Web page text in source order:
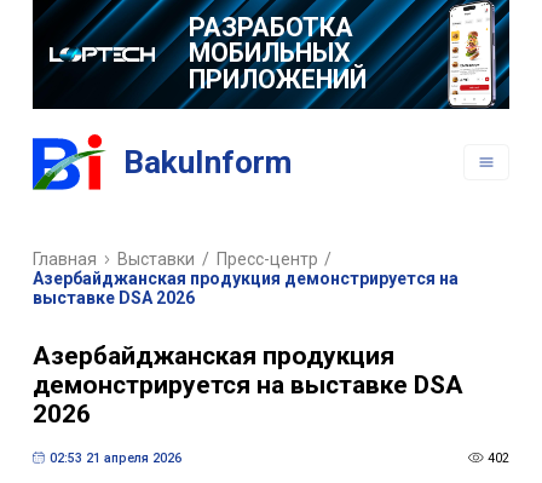
РАЗРАБОТКА
МОБИЛЬНЫХ
ПРИЛОЖЕНИЙ
BakuInform
Главная Выставки / Пресс-центр /
Азербайджанская продукция демонстрируется на
выставке DSA 2026
Азербайджанская продукция
демонстрируется на выставке DSA
2026
02:53 21 апреля 2026 402